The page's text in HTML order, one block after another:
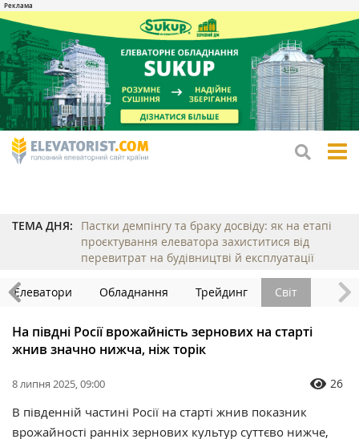
ТЕМА ДНЯ:
Пастки демпінгу та браку досвіду: як на етапі
проєктування елеватора захиститися від
перевитрат на будівництві й експлуатації
Елеватори Обладнання Трейдинг Світ
На півдні Росії врожайність зернових на старті
жнив значно нижча, ніж торік
8 липня 2025, 09:00 26
В південній частині Росії на старті жнив показник
врожайності ранніх зернових культур суттєво нижче,